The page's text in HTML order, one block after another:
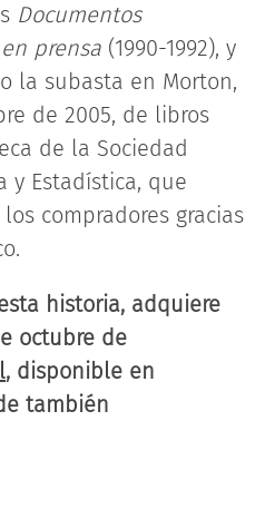
Documentos
prensa (1990-1992), y
la subasta en Morton,
de 2005, de libros
de la Sociedad
y Estadística, que
compradores gracias
historia, adquiere
octubre de
, disponible en
también